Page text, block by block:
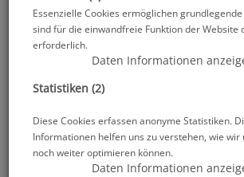
Alle Artikel zeigen aus:
Essenzielle Cookies ermöglichen
sind für die einwandfreie Funktion der Website
erforderlich.
Daten Informationen
Statistiken (2)
Diese Cookies erfassen anonyme Statistiken.
Informationen helfen uns zu verstehen, wie wir
noch weiter optimieren können.
Daten Informationen